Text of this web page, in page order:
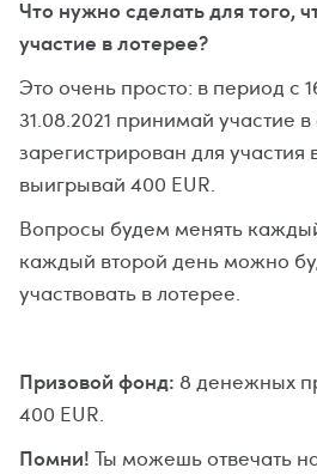
Что нужно сделать для того,
участие в лотерее?
Это очень просто: в период с
31.08.2021 принимай участие
зарегистрирован для участия
выигрывай 400 EUR.
Вопросы будем менять
каждый второй день можно
участвовать в лотерее.
Призовой фонд: 8 денежных
400 EUR.
Помни! Ты можешь отвечать